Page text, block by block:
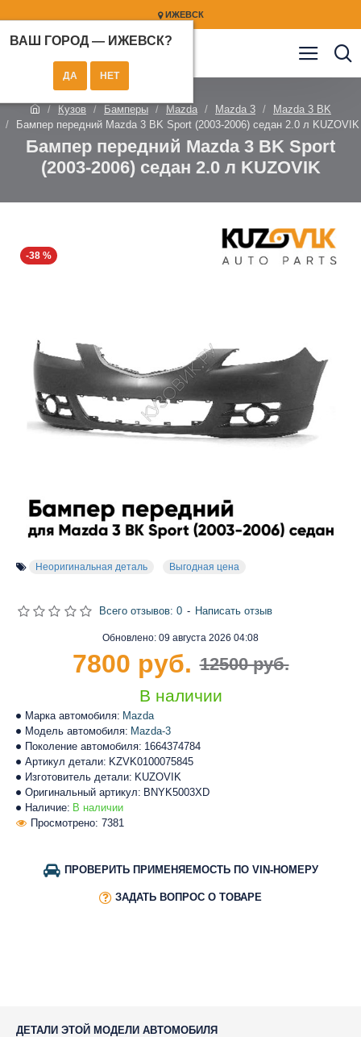
ИЖЕВСК
ВАШ ГОРОД — ИЖЕВСК?
Кузов Бамперы Mazda Mazda 3
Mazda 3 BK
Бампер передний Mazda 3 BK Sport (2003-2006) седан 2.0 л KUZOVIK
Бампер передний Mazda 3 BK Sport
(2003-2006) седан 2.0 л KUZOVIK
-38 %
Неоригинальная деталь Выгодная цена
Наличие: В наличии
Марка автомобиля: Mazda
Модель автомобиля: Mazda-3
Поколение автомобиля: 1664374784
Артикул детали: KZVK0100075845
Изготовитель детали: KUZOVIK
Оригинальный артикул: BNYK5003XD
Просмотрено: 7381
Обновлено: 09 августа 2026 04:08
В наличии
Всего отзывов: 0 - Написать отзыв
12500 руб.
7800 руб.
ПРОВЕРИТЬ ПРИМЕНЯЕМОСТЬ ПО VIN-НОМЕРУ
ЗАДАТЬ ВОПРОС О ТОВАРЕ
ДЕТАЛИ ЭТОЙ МОДЕЛИ АВТОМОБИЛЯ